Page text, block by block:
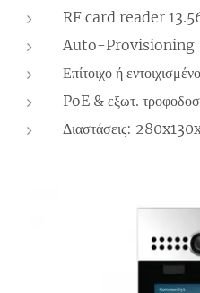
RF card reader
Auto-Provisioning
Επίτοιχο ή εντοιχισμένο
PoE & εξωτ.
Διαστάσεις: